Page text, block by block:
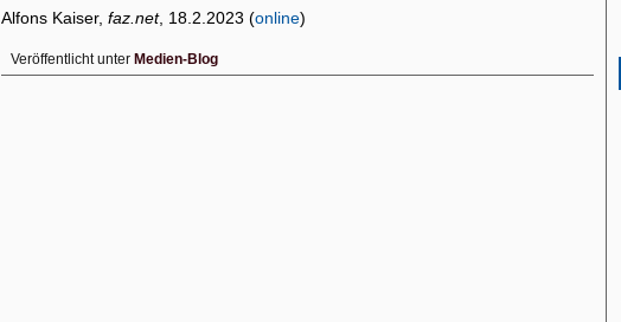
Alfons Kaiser, faz.net, 18.2.2023 (online)
Veröffentlicht unter Medien-Blog